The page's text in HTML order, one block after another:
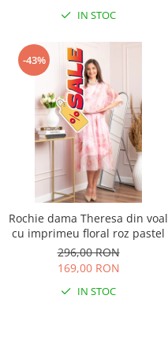
IN STOC
-43%
Rochie dama Theresa din voal
cu imprimeu floral roz pastel
296,00 RON
169,00 RON
IN STOC